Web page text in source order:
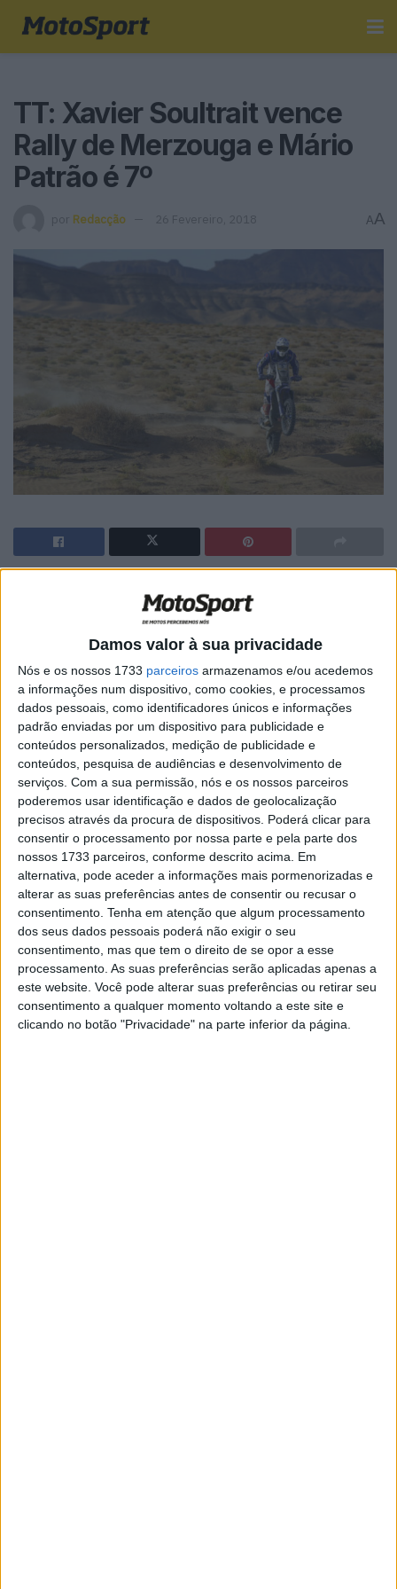
Damos valor à sua privacidade
Nós e os nossos 1733 parceiros armazenamos e/ou acedemos
a informações num dispositivo, como cookies, e processamos
dados pessoais, como identificadores únicos e informações
padrão enviadas por um dispositivo para publicidade e
conteúdos personalizados, medição de publicidade e
conteúdos, pesquisa de audiências e desenvolvimento de
serviços. Com a sua permissão, nós e os nossos parceiros
poderemos usar identificação e dados de geolocalização
precisos através da procura de dispositivos. Poderá clicar para
consentir o processamento por nossa parte e pela parte dos
nossos 1733 parceiros, conforme descrito acima. Em
alternativa, pode aceder a informações mais pormenorizadas e
alterar as suas preferências antes de consentir ou recusar o
consentimento. Tenha em atenção que algum processamento
dos seus dados pessoais poderá não exigir o seu
consentimento, mas que tem o direito de se opor a esse
processamento. As suas preferências serão aplicadas apenas a
este website. Você pode alterar suas preferências ou retirar seu
consentimento a qualquer momento voltando a este site e
clicando no botão "Privacidade" na parte inferior da página.
TT: Xavier Soultrait vence
Rally de Merzouga e Mário
Patrão é 7º
por Redacção 26 Fevereiro, 2018 AA
🔊 Ouvir artigo
Xavier de Soultrait venceu esta sexta-feira a derradeira
etapa do Rally de Merzouga, os derradeiros 50
quilómetros cronometrados com o famoso Grande
Prémio das Dunas um final apoteótico para a prova
marroquina.
O piloto francês da Yamaha foi o mais rápido na última
etapa da prova relegando o português. Joaquim
Rodrigues (Hero Motosports) para o segundo lugar a
0,03s, enquanto Ivan Cervantes (KTM) terminou na
terceira posição a 0,06s do vencedor. Já Mário Patrão
(KTM) foi 13º a 02,28s de Soultrait.
NA classificação geral, Xavier Soultrait é o vencedor da
edição 2017 do Rally de Merzouga, relegando para o
segundo lugar Gerard Farres (KTM) a 13,07s, enquanto
Franco Caime (Yamaha) ocupou o lugar mais baixo do
pódio a 22,31s.